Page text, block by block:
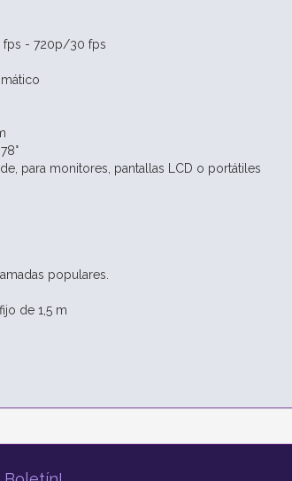
fps - 720p/30 fps
para monitores, pantallas LCD o portátiles
populares.
de 1,5 m